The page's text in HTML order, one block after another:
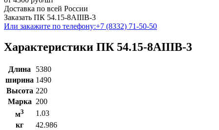
Доставка по всей России
Заказать ПК 54.15-8АIIIВ-3
Или закажите по телефону:+7 (8332) 71-50-50
Характеристики ПК 54.15-8АIIIВ-3
Длина
5380
ширина 1490
Высота 220
Марка 200
м3
1.03
кг
42.986